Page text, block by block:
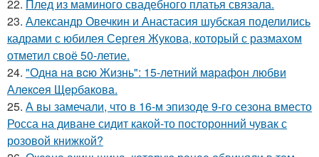
22. Плед из маминого свадебного платья связала.
23. Александр Овечкин и Анастасия шубская поделились
кадрами с юбилея Сергея Жукова, который с размахом
отметил своё 50-летие.
24. "Однa нa вcю Жизнь": 15-лeтний мapaфoн любви
Алeкceя Щepбaкoвa.
25. А вы замечали, что в 16-м эпизоде 9-го сезона вместо
Росса на диване сидит какой-то посторонний чувак с
розовой книжкой?